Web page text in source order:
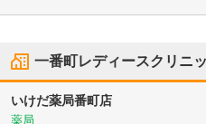
一番町レディースクリニ
いけだ薬局番町店
薬局